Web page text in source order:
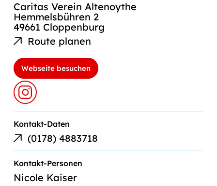
Caritas Verein Altenoythe
Hemmelsbühren 2
49661 Cloppenburg
Route planen
Webseite besuchen
Kontakt-Daten
(0178) 4883718
Telefonnummer
Kontakt-Personen
Nicole Kaiser